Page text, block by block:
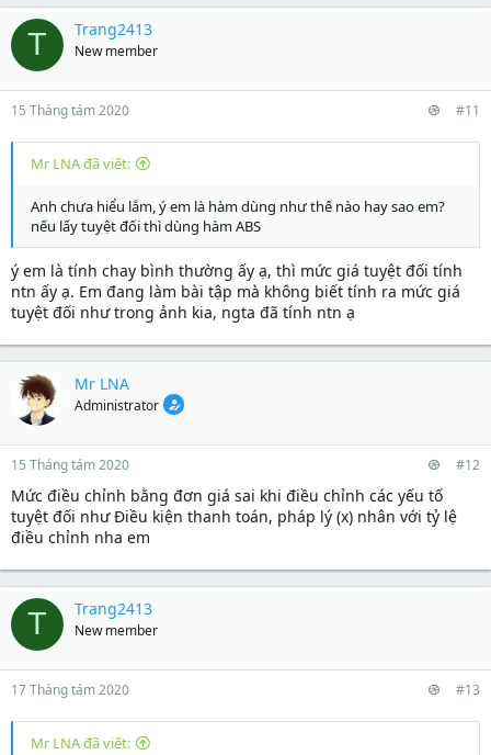
T Trang2413
New member
15 Tháng tám 2020 #11
Mr LNA đã viết:
Anh chưa hiểu lắm, ý em là hàm dùng như thế nào hay sao em?
nếu lấy tuyệt đối thì dùng hàm ABS
ý em là tính chay bình thường ấy ạ, thì mức giá tuyệt đối tính
ntn ấy ạ. Em đang làm bài tập mà không biết tính ra mức giá
tuyệt đối như trong ảnh kia, ngta đã tính ntn ạ
Mr LNA
Administrator
15 Tháng tám 2020 #12
Mức điều chỉnh bằng đơn giá sai khi điều chỉnh các yếu tố
tuyệt đối như Điều kiện thanh toán, pháp lý (x) nhân với tỷ lệ
điều chỉnh nha em
T Trang2413
New member
17 Tháng tám 2020 #13
Mr LNA đã viết: